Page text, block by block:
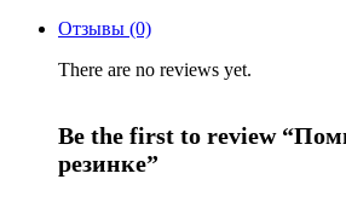
Отзывы (0)
There are no reviews yet.
Be the first to review
резинке”